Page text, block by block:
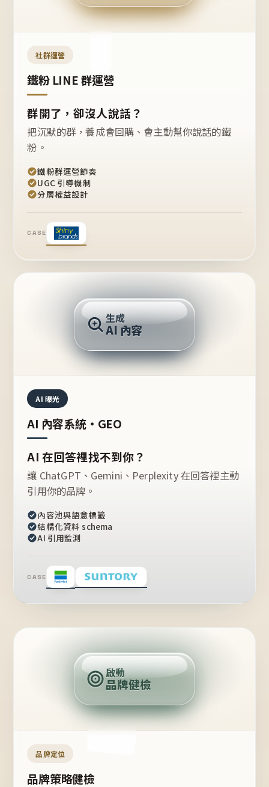
開團
嗎？
社群運營
鐵粉 LINE 群運營
群開了，卻沒人說話？
把沉默的群，養成會回購、會主動幫你說話的鐵
粉。
鐵粉群運營節奏
UGC 引導機制
分層權益設計
CASE
推薦的台灣品牌？
生成
AI 內容
AI 曝光
AI 內容系統・GEO
AI 在回答裡找不到你？
讓 ChatGPT、Gemini、Perplexity 在回答裡主動
引用你的品牌。
內容池與語意標籤
結構化資料 schema
AI 引用監測
CASE
定
位
點
啟動
品牌健檢
品牌定位
品牌策略健檢